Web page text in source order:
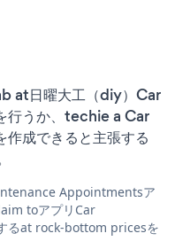
at日曜大工（diy）Car
うか、techie a Car
成できると主張する
Appointmentsア
toアプリCar
るat rock-bottom pricesを